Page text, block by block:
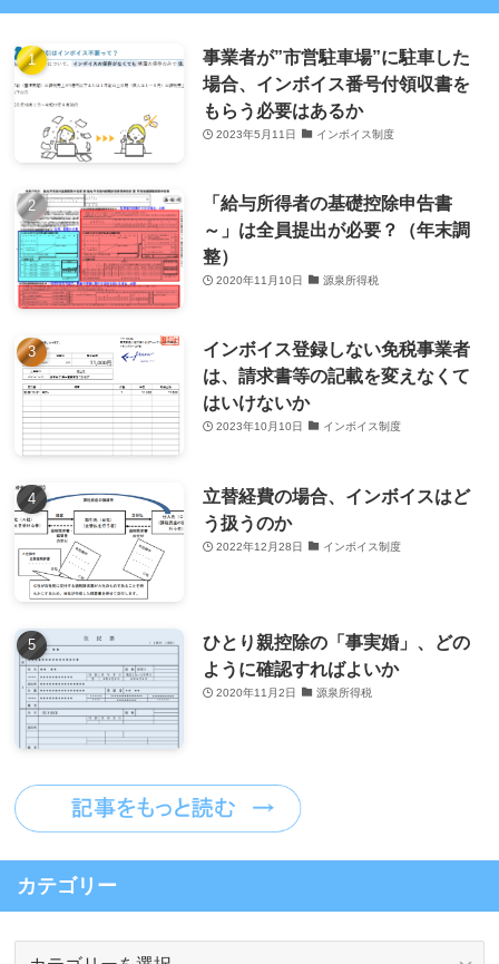
事業者が”市営駐車場”に駐車した
場合、インボイス番号付領収書を
もらう必要はあるか
2023年5月11日 インボイス制度
「給与所得者の基礎控除申告書
～」は全員提出が必要？（年末調
整）
2020年11月10日 源泉所得税
インボイス登録しない免税事業者
は、請求書等の記載を変えなくて
はいけないか
2023年10月10日 インボイス制度
立替経費の場合、インボイスはど
う扱うのか
2022年12月28日 インボイス制度
ひとり親控除の「事実婚」、どの
ように確認すればよいか
2020年11月2日 源泉所得税
カテゴリー